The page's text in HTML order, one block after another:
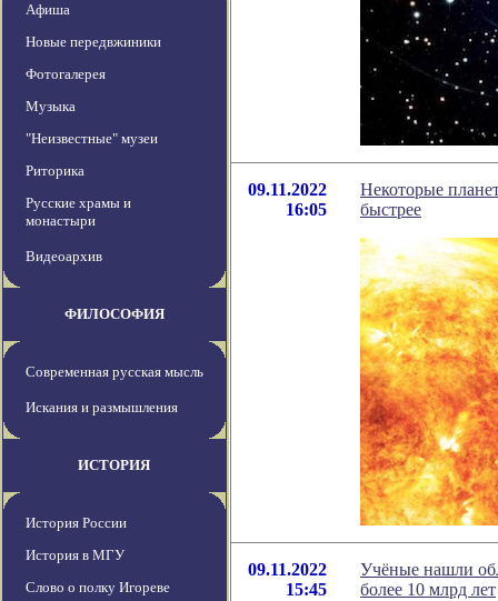
Афиша
Новые передвжиники
Фотогалерея
Музыка
"Неизвестные" музеи
Риторика
Русские храмы и
монастыри
Видеоархив
ФИЛОСОФИЯ
Современная русская мысль
Искания и размышления
ИСТОРИЯ
История России
История в МГУ
Слово о полку Игореве
09.11.2022
16:05
Некоторые
быстрее
09.11.2022
15:45
Учёные нашли
более 10 млрд лет